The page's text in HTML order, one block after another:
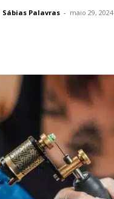
Sábias Palavras - maio 29, 2024